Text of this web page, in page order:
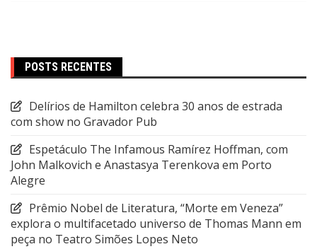
POSTS RECENTES
Delírios de Hamilton celebra 30 anos de estrada
com show no Gravador Pub
Espetáculo The Infamous Ramírez Hoffman, com
John Malkovich e Anastasya Terenkova em Porto
Alegre
Prêmio Nobel de Literatura, “Morte em Veneza”
explora o multifacetado universo de Thomas Mann em
peça no Teatro Simões Lopes Neto